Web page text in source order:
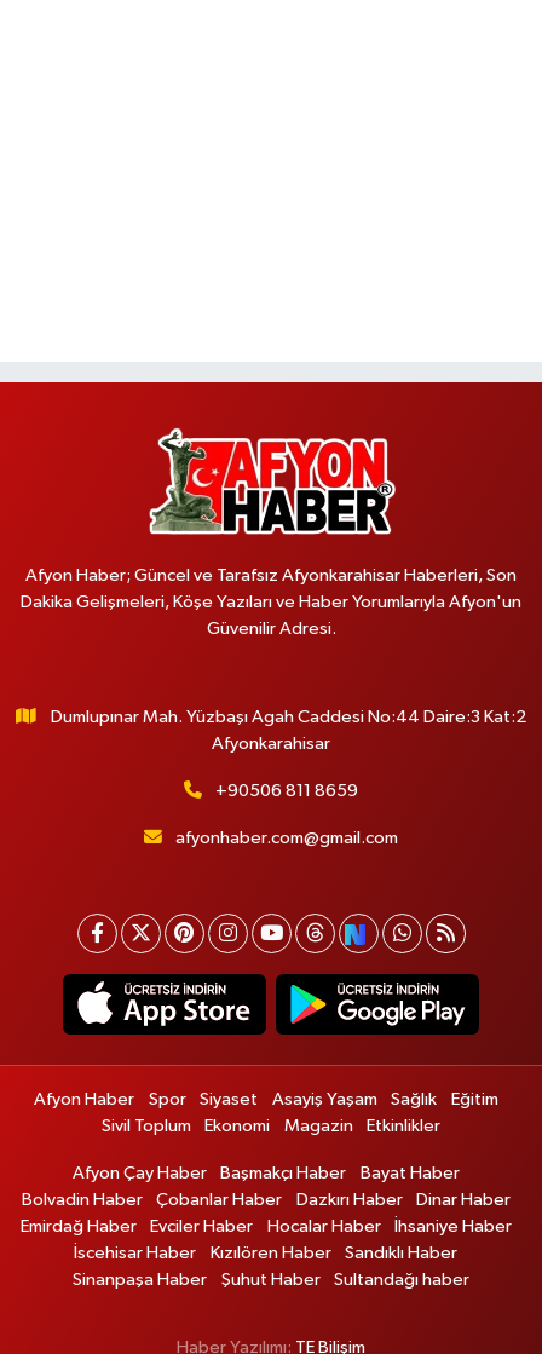
Afyon Haber; Güncel ve Tarafsız Afyonkarahisar Haberleri, Son
Dakika Gelişmeleri, Köşe Yazıları ve Haber Yorumlarıyla Afyon'un
Güvenilir Adresi.
Dumlupınar Mah. Yüzbaşı Agah Caddesi No:44 Daire:3 Kat:2
Afyonkarahisar
+90506 811 8659
afyonhaber.com@gmail.com
Afyon Haber Spor Siyaset Asayiş Yaşam Sağlık
Eğitim
Sivil Toplum
Ekonomi Magazin Etkinlikler
Afyon Çay Haber Başmakçı Haber
Bayat Haber
Bolvadin Haber
Çobanlar Haber Dazkırı Haber
Dinar Haber
Emirdağ Haber
Evciler Haber Hocalar Haber
İhsaniye Haber
İscehisar Haber
Kızılören Haber
Sandıklı Haber
Sinanpaşa Haber
Şuhut Haber Sultandağı haber
Haber Yazılımı: TE Bilişim